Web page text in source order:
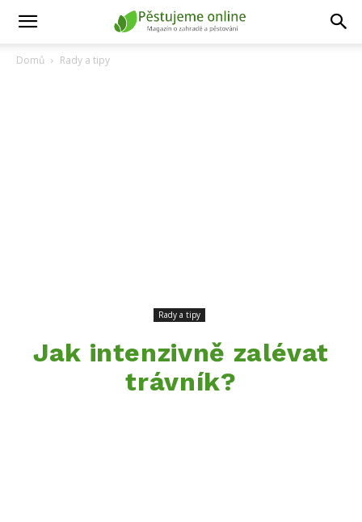
Domů Rady a tipy
Rady a tipy
Jak intenzivně zalévat
trávník?